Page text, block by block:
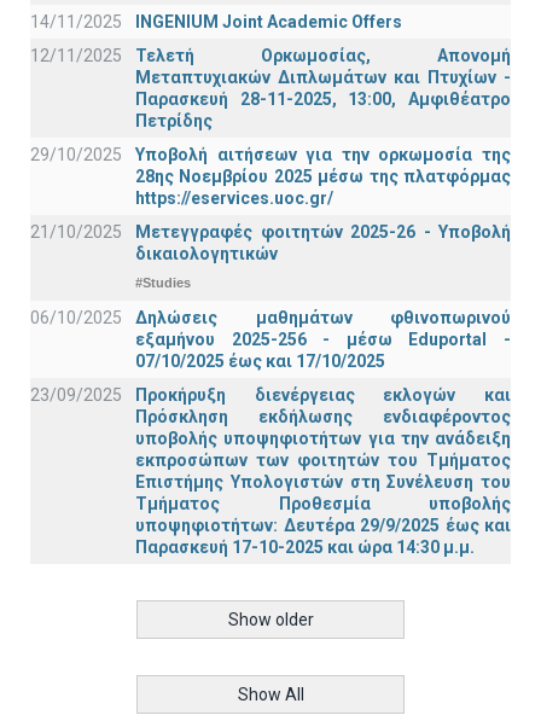
14/11/2025
INGENIUM Joint Academic Offers
12/11/2025
Τελετή Ορκωμοσίας, Απονομή
Μεταπτυχιακών Διπλωμάτων και Πτυχίων -
Παρασκευή 28-11-2025, 13:00, Αμφιθέατρο
Πετρίδης
29/10/2025
Υποβολή αιτήσεων για την ορκωμοσία της
28ης Νοεμβρίου 2025 μέσω της πλατφόρμας
https://eservices.uoc.gr/
21/10/2025
Μετεγγραφές φοιτητών 2025-26 - Υποβολή
δικαιολογητικών
#Studies
06/10/2025
Δηλώσεις μαθημάτων φθινοπωρινού
εξαμήνου 2025-256 - μέσω Εduportal -
07/10/2025 έως και 17/10/2025
23/09/2025
Προκήρυξη διενέργειας εκλογών και
Πρόσκληση εκδήλωσης ενδιαφέροντος
υποβολής υποψηφιοτήτων για την ανάδειξη
εκπροσώπων των φοιτητών του Τμήματος
Επιστήμης Υπολογιστών στη Συνέλευση του
Τμήματος Προθεσμία υποβολής
υποψηφιοτήτων: Δευτέρα 29/9/2025 έως και
Παρασκευή 17-10-2025 και ώρα 14:30 μ.μ.
Show older
Show All